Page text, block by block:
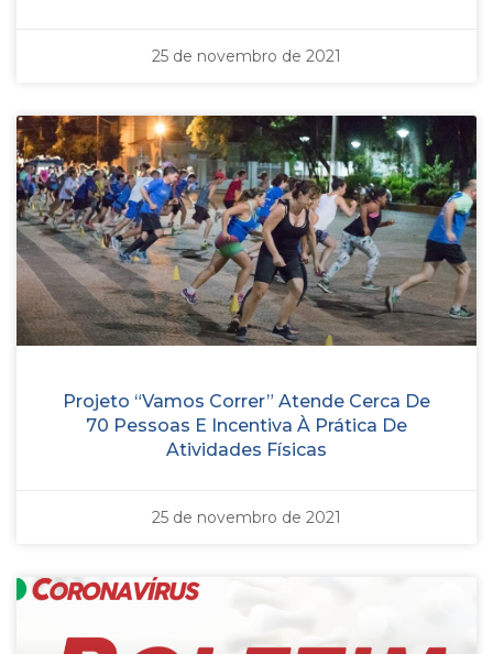
25 de novembro de 2021
Projeto “Vamos Correr” Atende Cerca De
70 Pessoas E Incentiva À Prática De
Atividades Físicas
25 de novembro de 2021